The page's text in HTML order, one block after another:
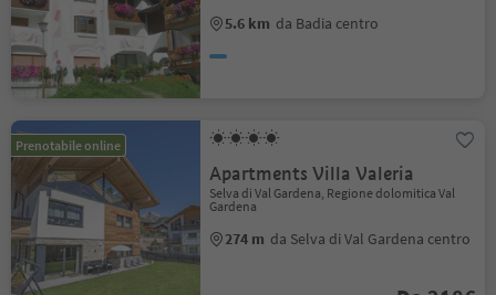
5.6 km da Badia centro
Prenotabile online
Apartments Villa Valeria
Selva di Val Gardena, Regione dolomitica Val
Gardena
274 m da Selva di Val Gardena centro